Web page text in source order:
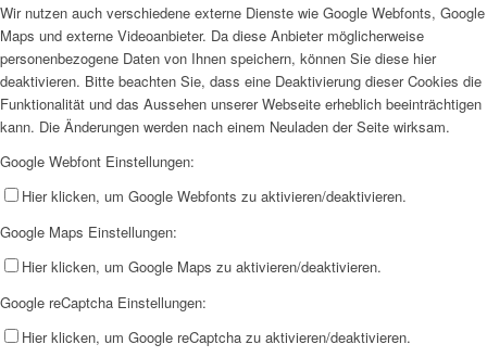
Wir nutzen auch verschiedene externe Dienste wie Google Webfonts, Google
Maps und externe Videoanbieter. Da diese Anbieter möglicherweise
personenbezogene Daten von Ihnen speichern, können Sie diese hier
deaktivieren. Bitte beachten Sie, dass eine Deaktivierung dieser Cookies die
Funktionalität und das Aussehen unserer Webseite erheblich beeinträchtigen
kann. Die Änderungen werden nach einem Neuladen der Seite wirksam.
Google Webfont Einstellungen:
Hier klicken, um Google Webfonts zu aktivieren/deaktivieren.
Google Maps Einstellungen:
Hier klicken, um Google Maps zu aktivieren/deaktivieren.
Google reCaptcha Einstellungen:
Hier klicken, um Google reCaptcha zu aktivieren/deaktivieren.